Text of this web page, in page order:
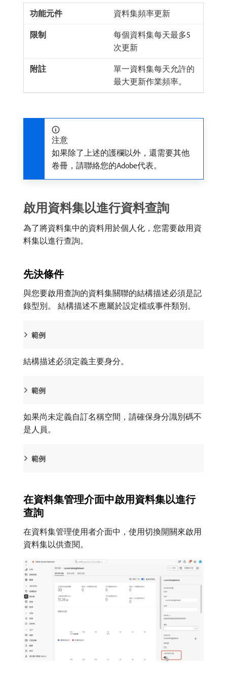
資料集頻率更新
每個資料集每天最多5
次更新
單一資料集每天允許的
最大更新作業頻率。
注意
如果除了上述的護欄以外，還需要其他
卷冊，請聯絡您的Adobe代表。
啟用資料集以進行資料查詢
為了將資料集中的資料用於個人化，您需要啟用資
料集以進行查詢。
先決條件
與您要啟用查詢的資料集關聯的結構描述必須是記
錄型別。 結構描述不應屬於設定檔或事件類別。
範例
結構描述必須定義主要身分。
範例
如果尚未定義自訂名稱空間，請確保身分識別碼不
是人員。
範例
在資料集管理介面中啟用資料集以進行
查詢
在資料集管理使用者介面中，使用切換開關來啟用
資料集以供查閱。